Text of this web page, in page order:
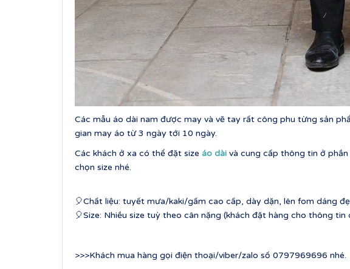
Các mẫu áo dài nam được may và vẽ tay rất công phu từng sản
gian may áo từ 3 ngày tới 10 ngày.
Các khách ở xa có thể đặt size áo dài và cung cấp thông tin ở
chọn size nhé.
🎈Chất liệu: tuyết mưa/kaki/gấm cao cấp, dày dặn, lên fom dáng
🎈Size: Nhiều size tuỳ theo cân nặng (khách đặt hàng cho thông
>>>Khách mua hàng gọi điện thoại/viber/zalo số 0797969696 nhé.